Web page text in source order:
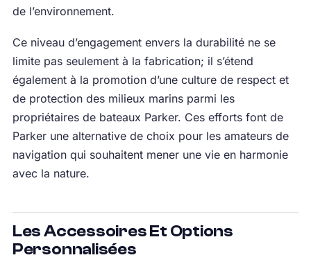
de l’environnement.
Ce niveau d’engagement envers la durabilité ne se
limite pas seulement à la fabrication; il s’étend
également à la promotion d’une culture de respect et
de protection des milieux marins parmi les
propriétaires de bateaux Parker. Ces efforts font de
Parker une alternative de choix pour les amateurs de
navigation qui souhaitent mener une vie en harmonie
avec la nature.
Les Accessoires Et Options
Personnalisées